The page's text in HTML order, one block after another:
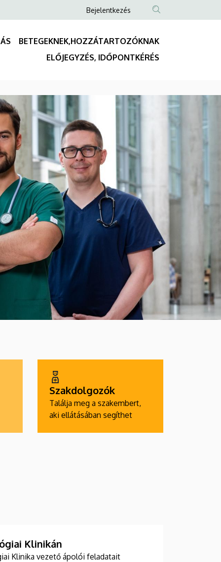
Anonim
fiók
menüje
Bejelentkezés
BETEGEKNEK,HOZZÁTARTOZÓKNAK
ELŐJEGYZÉS, IDŐPONTKÉRÉS
Szakdolgozók
Találja meg a szakembert,
aki ellátásában segíthet
Klinikán
Klinika vezető ápolói feladatait